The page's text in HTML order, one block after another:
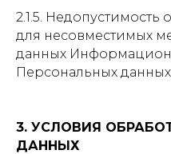
2.1.5.
для несовместимых
данных
Персональных
3. УСЛОВИЯ
ДАННЫХ